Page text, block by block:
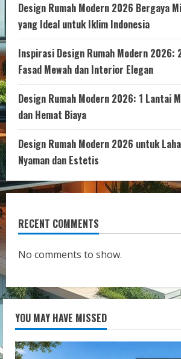
Design Rumah Modern 2026 Bergaya
yang Ideal untuk Iklim Indonesia
Inspirasi Design Rumah Modern 2026:
Fasad Mewah dan Interior Elegan
Design Rumah Modern 2026: 1 Lantai
dan Hemat Biaya
Design Rumah Modern 2026 untuk
Nyaman dan Estetis
RECENT COMMENTS
No comments to show.
YOU MAY HAVE MISSED